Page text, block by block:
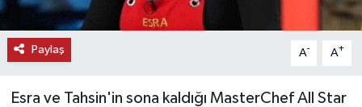
Paylaş A- A+
Esra ve Tahsin'in sona kaldığı MasterChef All Star
SPOR
TEKNOLOJİ
TİCARET